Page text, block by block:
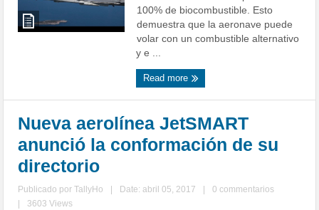
100% de biocombustible. Esto
demuestra que la aeronave puede
volar con un combustible alternativo
y e ...
Read more
Nueva aerolínea JetSMART
anunció la conformación de su
directorio
Publicado porTallyHo Date: abril 05, 2017
0 commentarios
3603 Views